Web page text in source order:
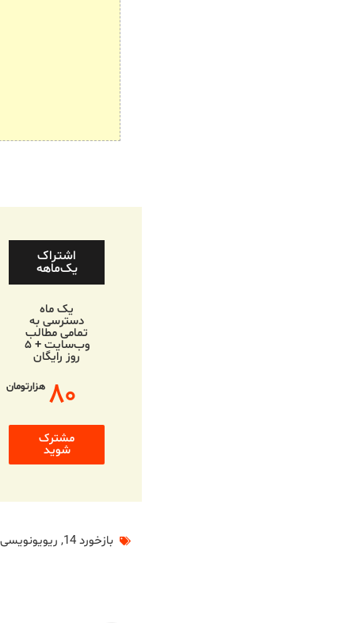
اشتراک
یک‌ماهه
یک ماه
دسترسی به
تمامی مطالب
وب‌سایت + ۵
روز رایگان
۸۰ هزارتومان
مشترک
شوید
بازخورد 14 , ریویونویسی